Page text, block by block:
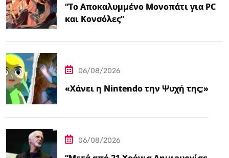
“Το Αποκαλυμμένο Μονοπάτι για PC
και Κονσόλες”
06/08/2026
«Χάνει η Nintendo την Ψυχή της;»
06/08/2026